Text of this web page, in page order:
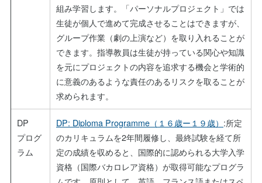
組み学習します。「パーソナルプロジェクト」では
生徒が個人で進めて完成させることはできますが、
グループ作業（劇の上演など）を取り入れることが
できます。指導教員は生徒が持っている関心や知識
を元にプロジェクトの内容を追求する機会と学術的
に意義のあるような責任のあるリスクを取ることが
求められます。
DP
プログ
ラム
DP: Diploma Programme（１６歳ー１９歳） :所定
のカリキュラムを2年間履修し、最終試験を経て所
定の成績を収めると、国際的に認められる大学入学
資格（国際バカロレア資格）が取得可能なプログラ